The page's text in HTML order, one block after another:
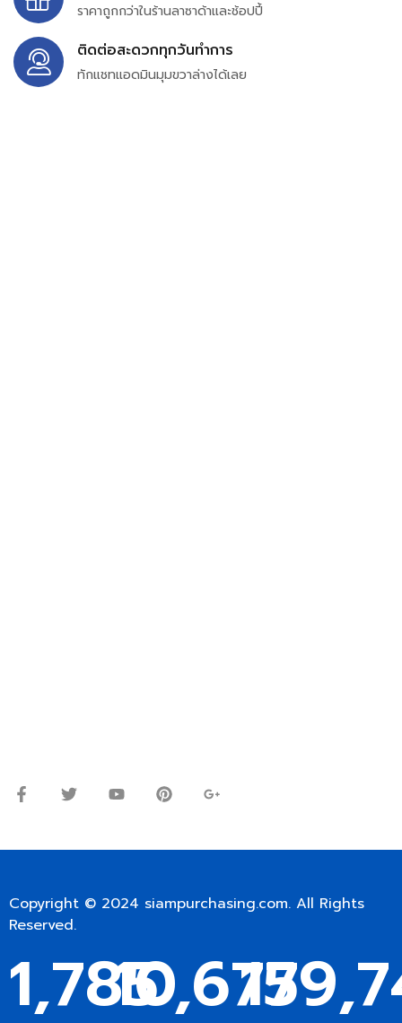
ราคาถูกกว่าในร้านลาซาด้าและช้อปปี้
ติดต่อสะดวกทุกวันทำการ
ทักแชทแอดมินมุมขวาล่างได้เลย
Copyright © 2024 siampurchasing.com. All Rights
Reserved.
1,78510,677